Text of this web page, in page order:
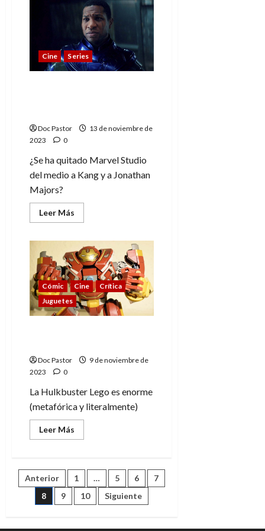
que
importa
es
la
escena
postcréditos
(y
Cine Series
Doc Pastor
13 de noviembre de
2023
0
¿Se ha quitado Marvel Studio
del medio a Kang y a Jonathan
Majors?
Leer Más
más
Entonces…
¿qué
pasa
con
Kang?
(según
el
final
de
Cómic Cine
Crítica
Juguetes
Doc Pastor
9 de noviembre de
2023
0
La Hulkbuster Lego es enorme
(metafórica y literalmente)
Leer Más
más
Hulkbuster,
el
set
de
LEGO
Paginación
de
Anterior 1 … 5 6
7
8
9 10 Siguiente